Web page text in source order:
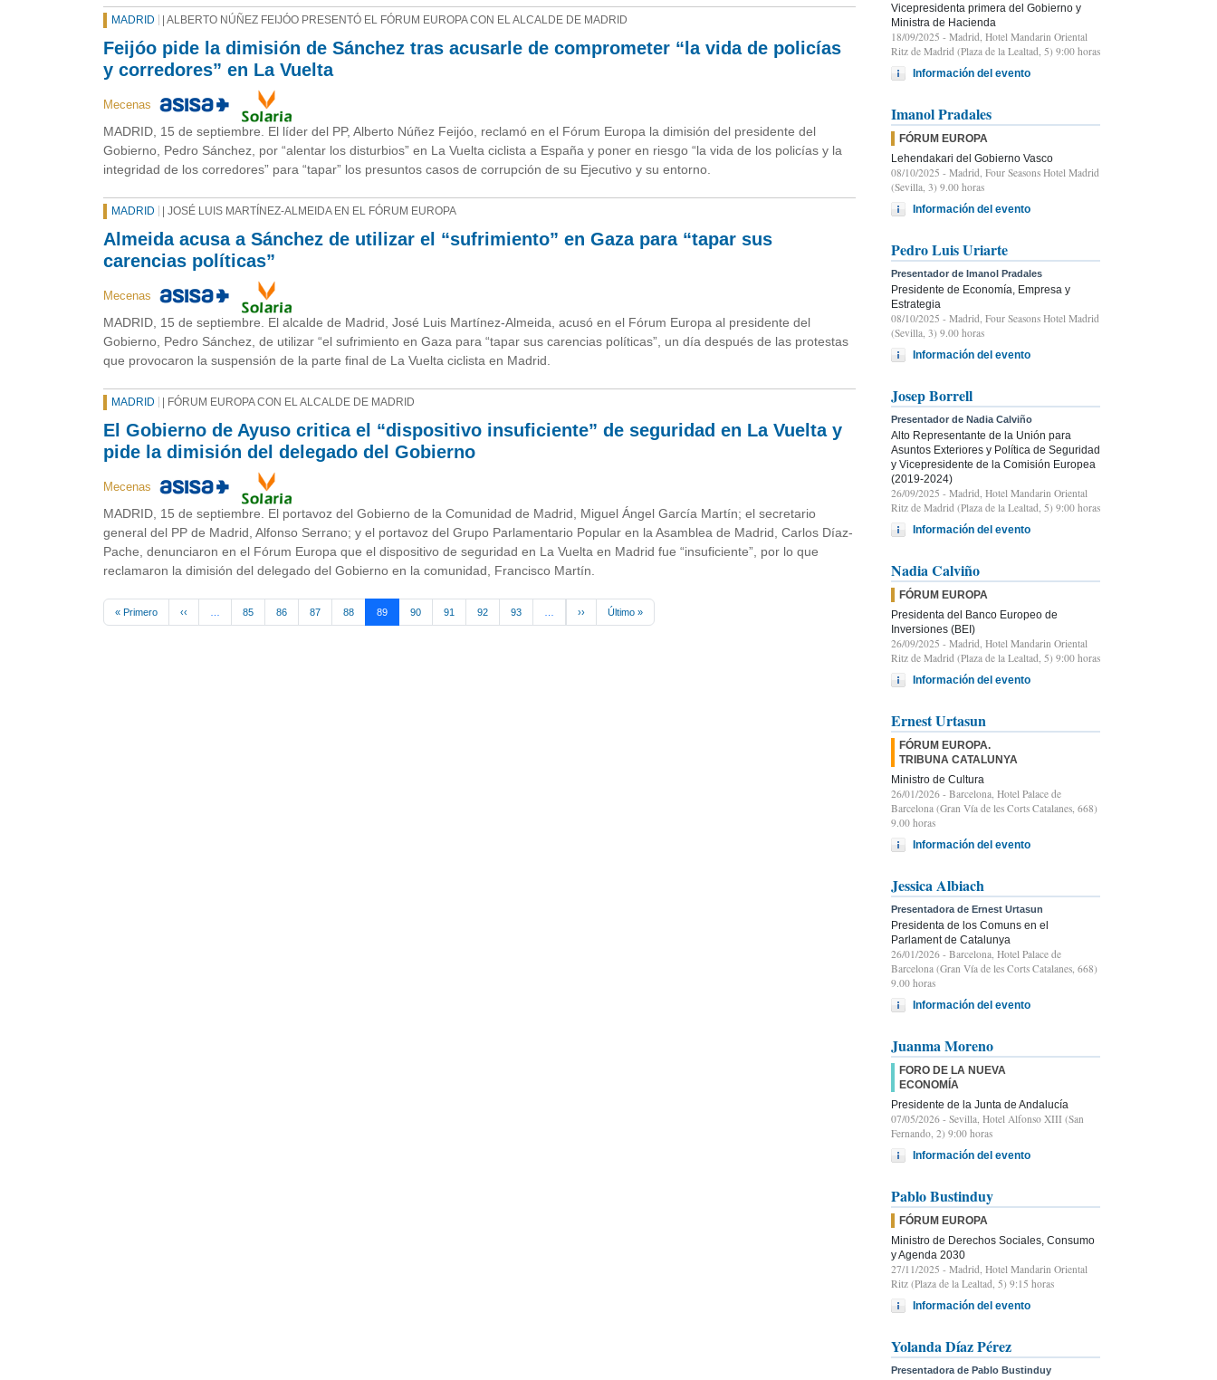
MADRID | ALBERTO NÚÑEZ FEIJÓO PRESENTÓ EL FÓRUM EUROPA CON EL ALCALDE DE MADRID
Feijóo pide la dimisión de Sánchez tras acusarle de comprometer “la vida de policías
y corredores” en La Vuelta
Mecenas
MADRID, 15 de septiembre. El líder del PP, Alberto Núñez Feijóo, reclamó en el Fórum Europa la dimisión del presidente del
Gobierno, Pedro Sánchez, por “alentar los disturbios” en La Vuelta ciclista a España y poner en riesgo “la vida de los policías y la
integridad de los corredores” para “tapar” los presuntos casos de corrupción de su Ejecutivo y su entorno.
MADRID | JOSÉ LUIS MARTÍNEZ-ALMEIDA EN EL FÓRUM EUROPA
Almeida acusa a Sánchez de utilizar el “sufrimiento” en Gaza para “tapar sus
carencias políticas”
Mecenas
MADRID, 15 de septiembre. El alcalde de Madrid, José Luis Martínez-Almeida, acusó en el Fórum Europa al presidente del
Gobierno, Pedro Sánchez, de utilizar “el sufrimiento en Gaza para “tapar sus carencias políticas”, un día después de las protestas
que provocaron la suspensión de la parte final de La Vuelta ciclista en Madrid.
MADRID | FÓRUM EUROPA CON EL ALCALDE DE MADRID
El Gobierno de Ayuso critica el “dispositivo insuficiente” de seguridad en La Vuelta y
pide la dimisión del delegado del Gobierno
Mecenas
MADRID, 15 de septiembre. El portavoz del Gobierno de la Comunidad de Madrid, Miguel Ángel García Martín; el secretario
general del PP de Madrid, Alfonso Serrano; y el portavoz del Grupo Parlamentario Popular en la Asamblea de Madrid, Carlos Díaz-
Pache, denunciaron en el Fórum Europa que el dispositivo de seguridad en La Vuelta en Madrid fue “insuficiente”, por lo que
reclamaron la dimisión del delegado del Gobierno en la comunidad, Francisco Martín.
Pagination
« PrimeroFirst page
‹‹ Previous page85 86 87 88 89 90 91 92 93 ››Next page
Último »Last page
Vicepresidenta primera del Gobierno y
Ministra de Hacienda
18/09/2025 - Madrid, Hotel Mandarin Oriental
Ritz de Madrid (Plaza de la Lealtad, 5) 9:00 horas
Información del evento
Imanol Pradales
FÓRUM EUROPA
Lehendakari del Gobierno Vasco
08/10/2025 - Madrid, Four Seasons Hotel Madrid
(Sevilla, 3) 9.00 horas
Información del evento
Pedro Luis Uriarte
Presentador de Imanol Pradales
Presidente de Economía, Empresa y
Estrategia
08/10/2025 - Madrid, Four Seasons Hotel Madrid
(Sevilla, 3) 9.00 horas
Información del evento
Josep Borrell
Presentador de Nadia Calviño
Alto Representante de la Unión para
Asuntos Exteriores y Política de Seguridad
y Vicepresidente de la Comisión Europea
(2019-2024)
26/09/2025 - Madrid, Hotel Mandarin Oriental
Ritz de Madrid (Plaza de la Lealtad, 5) 9:00 horas
Información del evento
Nadia Calviño
FÓRUM EUROPA
Presidenta del Banco Europeo de
Inversiones (BEI)
26/09/2025 - Madrid, Hotel Mandarin Oriental
Ritz de Madrid (Plaza de la Lealtad, 5) 9:00 horas
Información del evento
Ernest Urtasun
FÓRUM EUROPA.
TRIBUNA CATALUNYA
Ministro de Cultura
26/01/2026 - Barcelona, Hotel Palace de
Barcelona (Gran Vía de les Corts Catalanes, 668)
9.00 horas
Información del evento
Jessica Albiach
Presentadora de Ernest Urtasun
Presidenta de los Comuns en el
Parlament de Catalunya
26/01/2026 - Barcelona, Hotel Palace de
Barcelona (Gran Vía de les Corts Catalanes, 668)
9.00 horas
Información del evento
Juanma Moreno
FORO DE LA NUEVA
ECONOMÍA
Presidente de la Junta de Andalucía
07/05/2026 - Sevilla, Hotel Alfonso XIII (San
Fernando, 2) 9:00 horas
Información del evento
Pablo Bustinduy
FÓRUM EUROPA
Ministro de Derechos Sociales, Consumo
y Agenda 2030
27/11/2025 - Madrid, Hotel Mandarin Oriental
Ritz (Plaza de la Lealtad, 5) 9:15 horas
Información del evento
Yolanda Díaz Pérez
Presentadora de Pablo Bustinduy